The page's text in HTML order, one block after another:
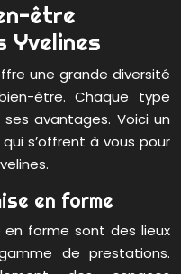
être
Yvelines
une grande diversité
être. Chaque type
avantages. Voici un
s’offrent à vous pour
en forme
forme sont des lieux
de prestations.